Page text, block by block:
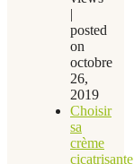
|
posted
on
octobre
26,
2019
Choisir
sa
crème
cicatrisante